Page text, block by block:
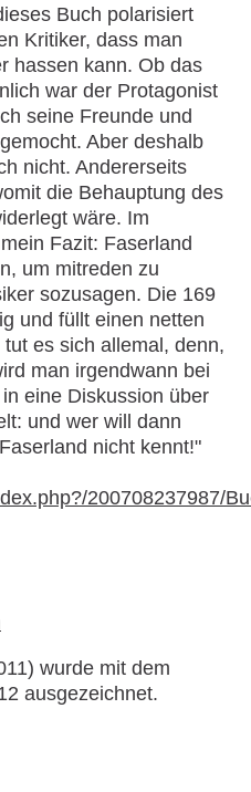
Buch polarisiert
Kritiker, dass man
hassen kann. Ob das
war der Protagonist
seine Freunde und
Aber deshalb
nicht. Andererseits
die Behauptung des
wäre. Im
Fazit: Faserland
um mitreden zu
sozusagen. Die 169
und füllt einen netten
es sich allemal, denn,
man irgendwann bei
eine Diskussion über
und wer will dann
nicht kennt!"
200708237987/
wurde mit dem
ausgezeichnet.